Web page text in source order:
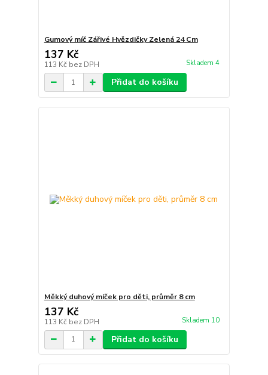
Gumový míč Zářivé Hvězdičky Zelená 24 Cm
137 Kč
113 Kč bez DPH Skladem 4
Přidat do košíku
Měkký duhový míček pro děti, průměr 8 cm
137 Kč
113 Kč bez DPH Skladem 10
Přidat do košíku